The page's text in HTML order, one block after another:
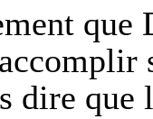
que
dire